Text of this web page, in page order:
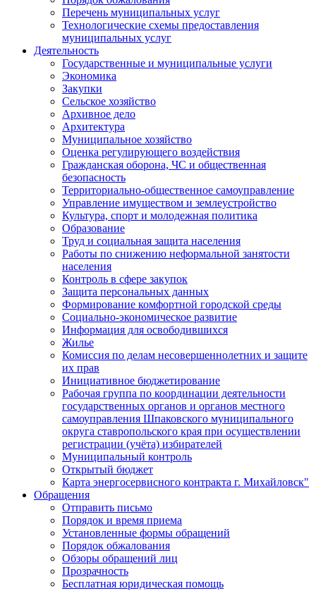
Перечень муниципальных услуг
Технологические схемы предоставления
муниципальных услуг
Деятельность
Государственные и муниципальные услуги
Экономика
Закупки
Сельское хозяйство
Архивное дело
Архитектура
Муниципальное хозяйство
Оценка регулирующего воздействия
Гражданская оборона, ЧС и общественная
безопасность
Территориально-общественное самоуправление
Управление имуществом и землеустройство
Культура, спорт и молодежная политика
Образование
Труд и социальная защита населения
Работы по снижению неформальной занятости
населения
Контроль в сфере закупок
Защита персональных данных
Формирование комфортной городской среды
Социально-экономическое развитие
Информация для освободившихся
Жилье
Комиссия по делам несовершеннолетних и защите
их прав
Инициативное бюджетирование
Рабочая группа по координации деятельности
государственных органов и органов местного
самоуправления Шпаковского муниципального
округа ставропольского края при осуществлении
регистрации (учёта) избирателей
Муниципальный контроль
Открытый бюджет
Карта энергосервисного контракта г. Михайловск"
Обращения
Отправить письмо
Порядок и время приема
Установленные формы обращений
Порядок обжалования
Обзоры обращений лиц
Прозрачность
Бесплатная юридическая помощь